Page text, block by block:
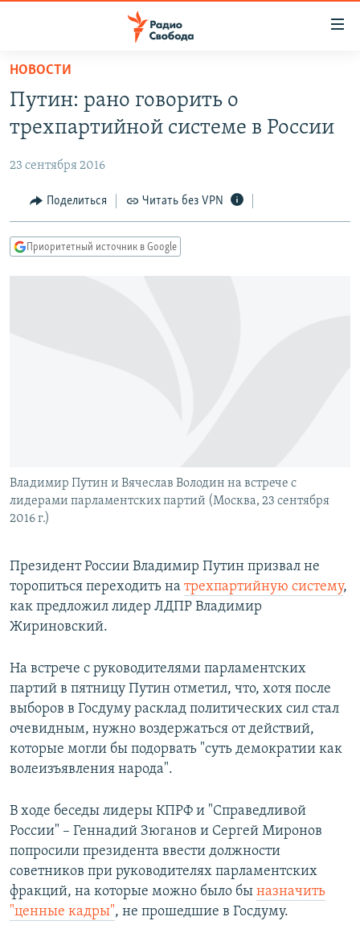
упрощенного
доступа
основному
Вернутся
главной
навигации
Вернутся
ПОДКАСТЫ
АВТОРСКИЕ ПРОЕКТЫ
ЦИТАТЫ СВОБОДЫ
МНЕНИЯ
IDEL.РЕАЛИИ
НОВОСТИ
Путин: рано говорить о
трехпартийной системе в России
23 сентября 2016
Поделиться Читать без VPN
Приоритетный источник в Google
Владимир Путин и Вячеслав Володин на встрече с
лидерами парламентских партий (Москва, 23 сентября
2016 г.)
Президент России Владимир Путин призвал не
торопиться переходить на трехпартийную систему,
как предложил лидер ЛДПР Владимир
Жириновский.
На встрече с руководителями парламентских
партий в пятницу Путин отметил, что, хотя после
выборов в Госдуму расклад политических сил стал
очевидным, нужно воздержаться от действий,
которые могли бы подорвать "суть демократии как
волеизъявления народа".
В ходе беседы лидеры КПРФ и "Справедливой
России" – Геннадий Зюганов и Сергей Миронов
попросили президента ввести должности
советников при руководителях парламентских
фракций, на которые можно было бы назначить
"ценные кадры", не прошедшие в Госдуму.